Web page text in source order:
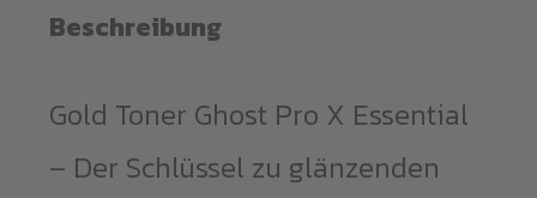
X
Beschreibung
Gold Toner Ghost Pro X Essential
– Der Schlüssel zu glänzenden